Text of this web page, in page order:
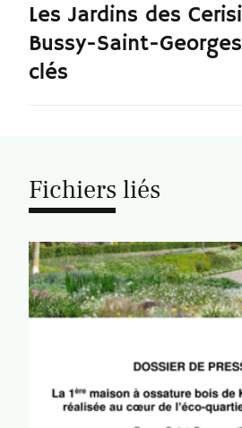
Les Jardins des
Bussy-Saint-
clés
Fichiers liés